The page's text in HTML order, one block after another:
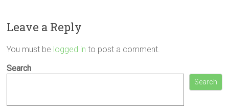
Leave a Reply
You must be logged in to post a comment.
Search
Search